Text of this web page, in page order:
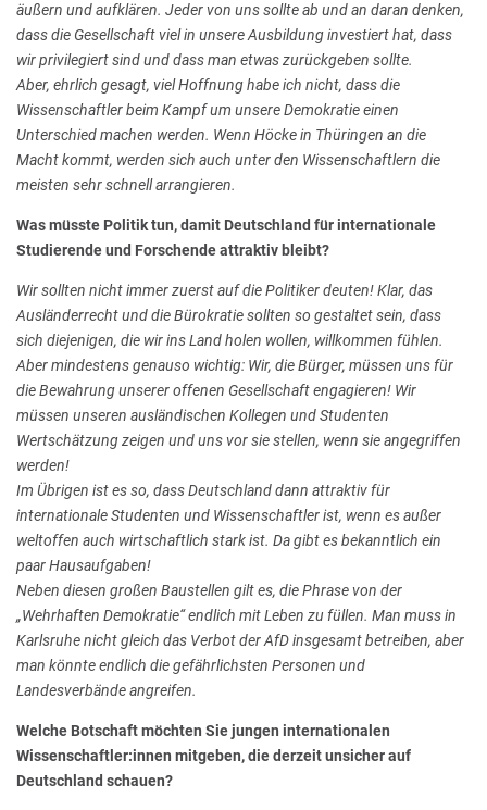
äußern und aufklären. Jeder von uns sollte ab und an daran denken,
dass die Gesellschaft viel in unsere Ausbildung investiert hat, dass
wir privilegiert sind und dass man etwas zurückgeben sollte.
Aber, ehrlich gesagt, viel Hoffnung habe ich nicht, dass die
Wissenschaftler beim Kampf um unsere Demokratie einen
Unterschied machen werden. Wenn Höcke in Thüringen an die
Macht kommt, werden sich auch unter den Wissenschaftlern die
meisten sehr schnell arrangieren.
Was müsste Politik tun, damit Deutschland für internationale
Studierende und Forschende attraktiv bleibt?
Wir sollten nicht immer zuerst auf die Politiker deuten! Klar, das
Ausländerrecht und die Bürokratie sollten so gestaltet sein, dass
sich diejenigen, die wir ins Land holen wollen, willkommen fühlen.
Aber mindestens genauso wichtig: Wir, die Bürger, müssen uns für
die Bewahrung unserer offenen Gesellschaft engagieren! Wir
müssen unseren ausländischen Kollegen und Studenten
Wertschätzung zeigen und uns vor sie stellen, wenn sie angegriffen
werden!
Im Übrigen ist es so, dass Deutschland dann attraktiv für
internationale Studenten und Wissenschaftler ist, wenn es außer
weltoffen auch wirtschaftlich stark ist. Da gibt es bekanntlich ein
paar Hausaufgaben!
Neben diesen großen Baustellen gilt es, die Phrase von der
„Wehrhaften Demokratie“ endlich mit Leben zu füllen. Man muss in
Karlsruhe nicht gleich das Verbot der AfD insgesamt betreiben, aber
man könnte endlich die gefährlichsten Personen und
Landesverbände angreifen.
Welche Botschaft möchten Sie jungen internationalen
Wissenschaftler:innen mitgeben, die derzeit unsicher auf
Deutschland schauen?